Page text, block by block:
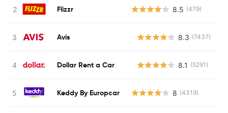
Flizzr 8.5 (479)
Avis 8.3 (7437)
Dollar Rent a Car 8.1 (5291)
Keddy By Europcar 8 (4319)